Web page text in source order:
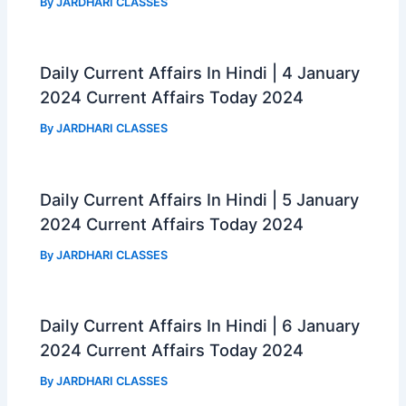
Daily Current Affairs In Hindi | 4 January
2024 Current Affairs Today 2024
ByJARDHARI CLASSES
Daily Current Affairs In Hindi | 5 January
2024 Current Affairs Today 2024
ByJARDHARI CLASSES
Daily Current Affairs In Hindi | 6 January
2024 Current Affairs Today 2024
ByJARDHARI CLASSES